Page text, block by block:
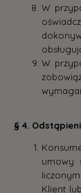
W
W
§ 4.
umowy
Klient